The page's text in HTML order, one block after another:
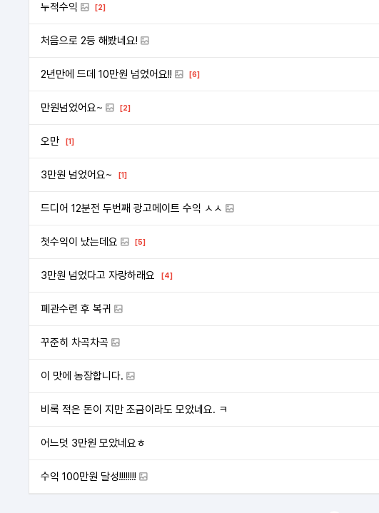
누적수익 [2]
처음으로 2등 해봤네요!
2년만에 드데 10만원 넘었어요!! [6]
만원넘었어요~ [2]
오만 [1]
3만원 넘었어요~ [1]
드디어 12분전 두번째 광고메이트 수익 ㅅㅅ
첫수익이 났는데요 [5]
3만원 넘었다고 자랑하래요 [4]
폐관수련 후 복귀
꾸준히 차곡차곡
이 맛에 농장합니다.
비록 적은 돈이 지만 조금이라도 모았네요. ㅋ
어느덧 3만원 모았네요ㅎ
수익 100만원 달성!!!!!!!!